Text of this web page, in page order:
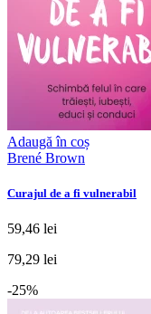
Adaugă în coș
Brené Brown
Curajul de a fi vulnerabil
59,46 lei
79,29 lei
-25%